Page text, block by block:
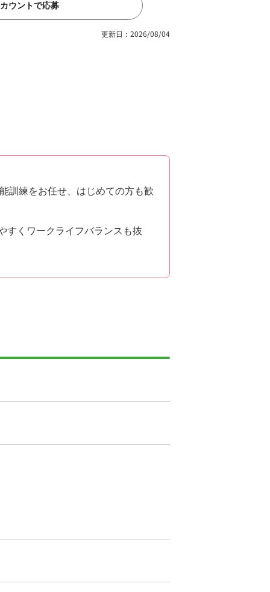
ウントで応募
更新日：2026/08/04
訓練をお任せ、はじめての方も歓
すくワークライフバランスも抜